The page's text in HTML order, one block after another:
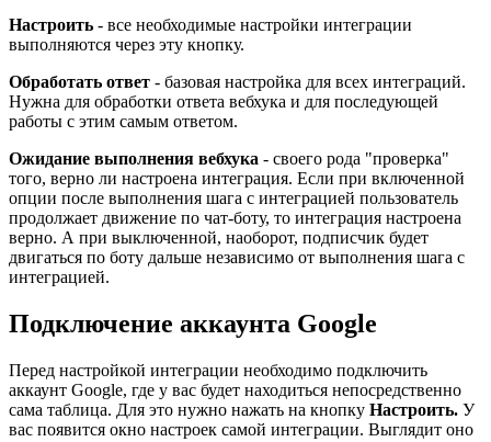
Настроить - все необходимые настройки интеграции
выполняются через эту кнопку.
Обработать ответ - базовая настройка для всех интеграций.
Нужна для обработки ответа вебхука и для последующей
работы с этим самым ответом.
Ожидание выполнения вебхука - своего рода "проверка"
того, верно ли настроена интеграция. Если при включенной
опции после выполнения шага с интеграцией пользователь
продолжает движение по чат-боту, то интеграция настроена
верно. А при выключенной, наоборот, подписчик будет
двигаться по боту дальше независимо от выполнения шага с
интеграцией.
Подключение аккаунта Google
Перед настройкой интеграции необходимо подключить
аккаунт Google, где у вас будет находиться непосредственно
сама таблица. Для это нужно нажать на кнопку Настроить. У
вас появится окно настроек самой интеграции. Выглядит оно